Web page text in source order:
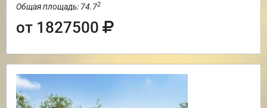
Общая площадь: 74.72
от 1827500